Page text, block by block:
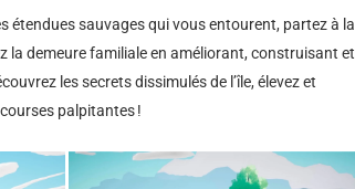
étendues sauvages qui vous entourent, partez à la
la demeure familiale en améliorant, construisant et
les secrets dissimulés de l’île, élevez et
palpitantes !